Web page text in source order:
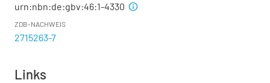
urn:nbn:de:gbv:46:1-4330
ZDB-NACHWEIS
2715263-7
Links